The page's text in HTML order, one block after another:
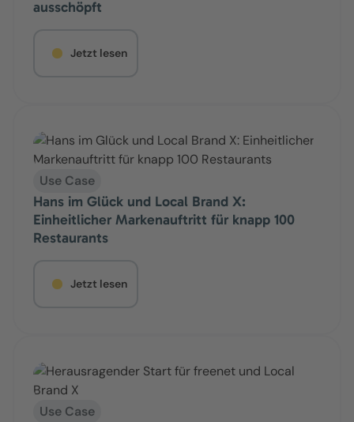
ausschöpft
Jetzt lesen
Use Case
Hans im Glück und Local Brand X:
Einheitlicher Markenauftritt für knapp 100
Restaurants
Jetzt lesen
Use Case